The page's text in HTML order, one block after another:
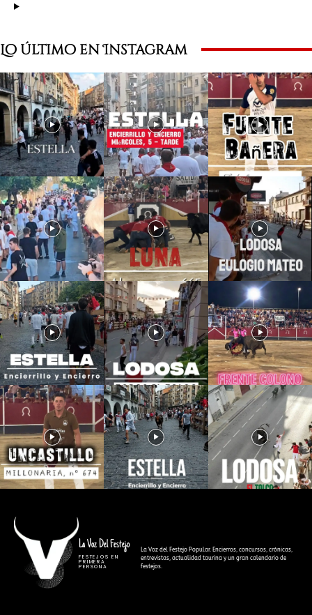
Lo último en Instagram
La Voz Del Festejo
FESTEJOS EN
PRIMERA
PERSONA
La Voz del Festejo Popular. Encierros, concursos, crónicas,
entrevistas, actualidad taurina y un gran calendario de
festejos.